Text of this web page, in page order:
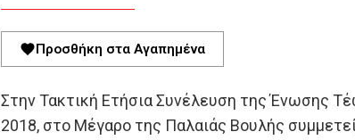
Προσθήκη στα Αγαπημένα
Στην Τακτική Ετήσια Συνέλευση της Ένωσης
2018, στο Μέγαρο της Παλαιάς Βουλής